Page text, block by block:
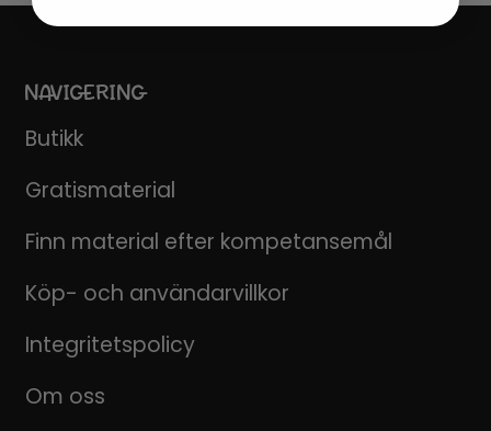
NAVIGERING
Butikk
Gratismaterial
Finn material efter kompetansemål
Köp- och användarvillkor
Integritetspolicy
Om oss